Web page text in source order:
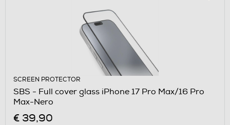
SCREEN PROTECTOR
SBS - Full cover glass iPhone 17 Pro Max/16 Pro
Max-Nero
€ 39,90